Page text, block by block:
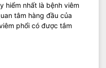
hiểm nhất là bệnh viêm
tâm hàng đầu của
phổi có được tắm